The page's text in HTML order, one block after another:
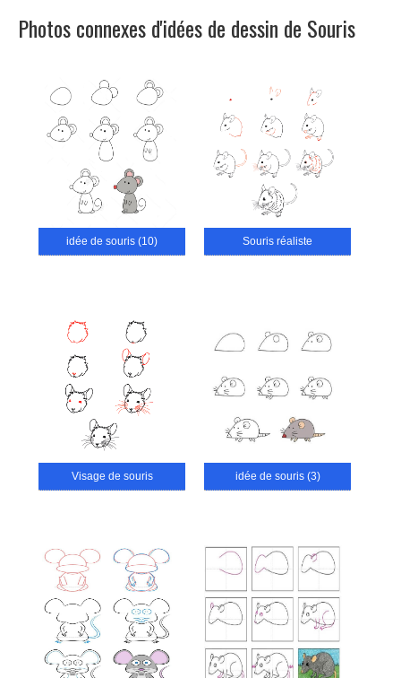
Photos connexes d'idées de dessin de Souris
idée de souris (10) Souris réaliste
Visage de souris idée de souris (3)